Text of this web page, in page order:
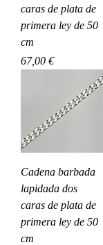
caras de plata de
primera ley de 50
cm
Precio
67,00 €
Cadena barbada
lapidada dos
caras de plata de
primera ley de 50
cm